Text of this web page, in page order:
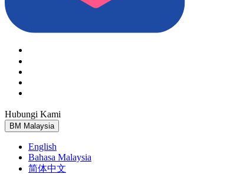
Hubungi Kami
BM Malaysia
English
Bahasa Malaysia
简体中文